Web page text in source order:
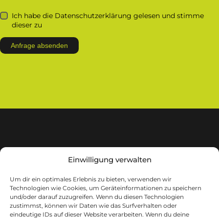
Einwilligung verwalten
Um dir ein optimales Erlebnis zu bieten, verwenden wir
Technologien wie Cookies, um Geräteinformationen zu speichern
und/oder darauf zuzugreifen. Wenn du diesen Technologien
zustimmst, können wir Daten wie das Surfverhalten oder
eindeutige IDs auf dieser Website verarbeiten. Wenn du deine
Ich habe die Datenschutzerklärung gelesen und stimme
dieser zu
m.i.b GmbH
Lindgesfeld 31
42653 Solingen